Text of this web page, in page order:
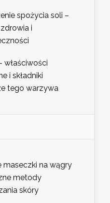
spożycia soli –
i
właściwości
i składniki
tego warzywa
maseczki na wągry
metody
skóry